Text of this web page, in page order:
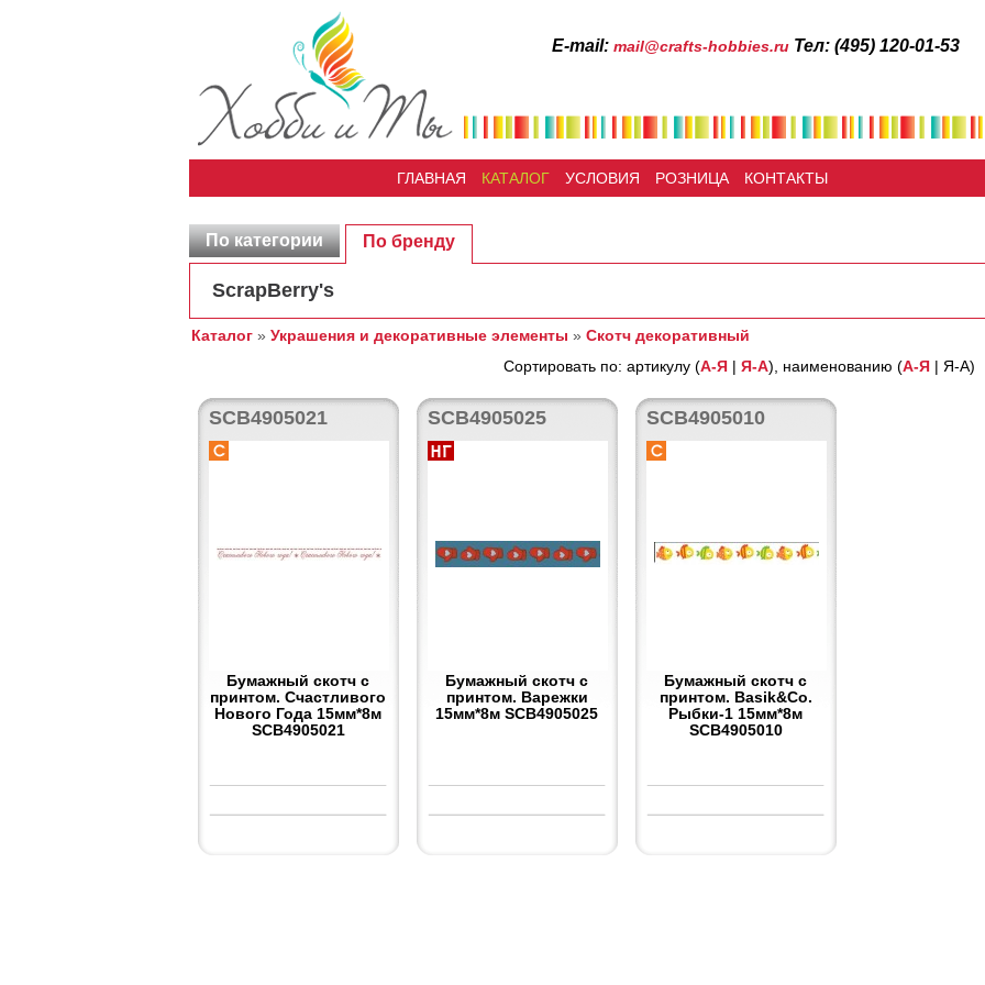
Е-mail: mail@crafts-hobbies.ruТел: (495) 120-01-53
ГЛАВНАЯ КАТАЛОГ УСЛОВИЯ РОЗНИЦА КОНТАКТЫ
По категории По бренду
ScrapBerry's
Каталог » Украшения и декоративные элементы » Скотч декоративный
Сортировать по: артикулу (А-Я| Я-А), наименованию (А-Я| Я-А)
SCB4905021
Бумажный скотч с
принтом. Счастливого
Нового Года 15мм*8м
SCB4905021
SCB4905025
Бумажный скотч с
принтом. Варежки
15мм*8м SCB4905025
SCB4905010
Бумажный скотч с
принтом. Basik&Co.
Рыбки-1 15мм*8м
SCB4905010